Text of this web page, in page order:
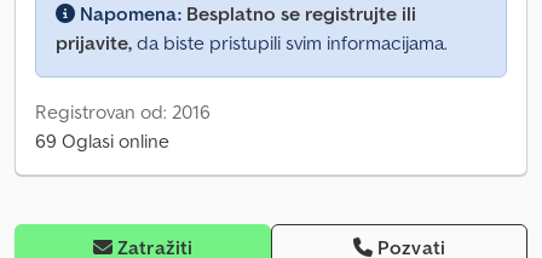
Napomena: Besplatno se registrujte ili
prijavite, da biste pristupili svim informacijama.
Registrovan od: 2016
69 Oglasi online
Zatražiti Pozvati